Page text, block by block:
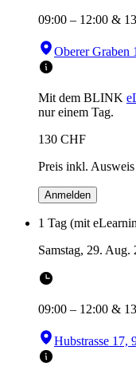
09:00 – 12:00 &
Oberer Graben
Mit dem BLINK
nur einem Tag.
130 CHF
Preis inkl. Ausweis
Anmelden
1 Tag (mit
Samstag, 29. Aug.
09:00 – 12:00 &
Hubstrasse 17,